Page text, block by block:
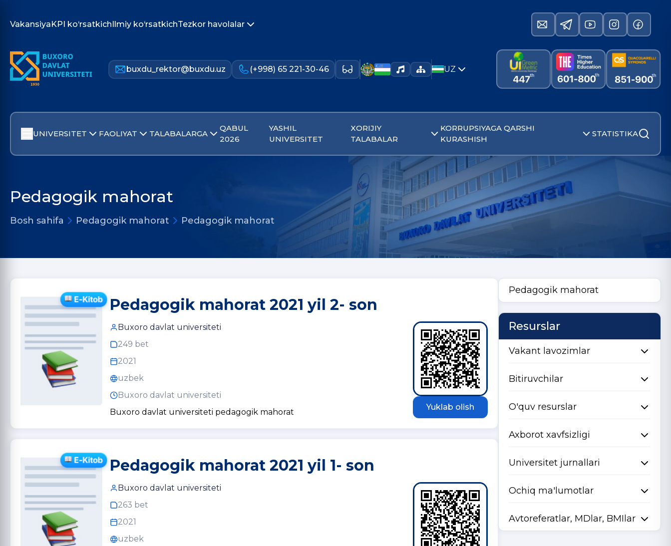
VakansiyaKPI ko‘rsatkichIlmiy ko‘rsatkichTezkor havolalar
buxdu_rektor@buxdu.uz (+998) 65 221-30-46 UZ
UNIVERSITET FAOLIYAT TALABALARGA
QABUL
2026
YASHIL
UNIVERSITET
XORIJIY
TALABALAR
KORRUPSIYAGA QARSHI
KURASHISH
STATISTIKA
Pedagogik mahorat
Bosh sahifa Pedagogik mahorat Pedagogik mahorat
Pedagogik mahorat 2021 yil 2- son
Buxoro davlat universiteti
249 bet
2021
uzbek
Buxoro davlat universiteti
Buxoro davlat universiteti pedagogik mahorat
Yuklab olish
Pedagogik mahorat 2021 yil 1- son
Buxoro davlat universiteti
263 bet
2021
uzbek
Pedagogik mahorat
Resurslar
Vakant lavozimlar
Bitiruvchilar
O'quv resurslar
Axborot xavfsizligi
Universitet jurnallari
Ochiq ma'lumotlar
Avtoreferatlar, MDlar, BMIlar